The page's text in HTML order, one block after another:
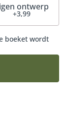
ontwerp
+3,99
boeket wordt